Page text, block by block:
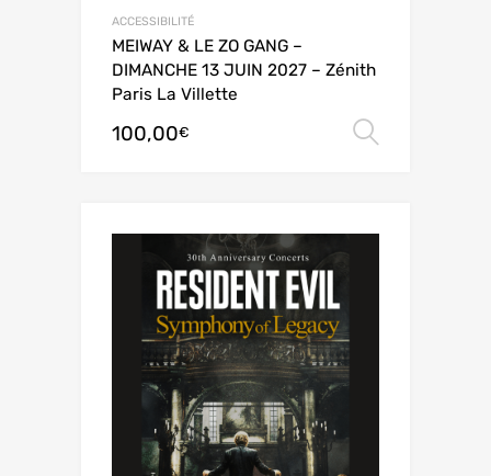
ACCESSIBILITÉ
MEIWAY & LE ZO GANG –
DIMANCHE 13 JUIN 2027 – Zénith
Paris La Villette
100,00€